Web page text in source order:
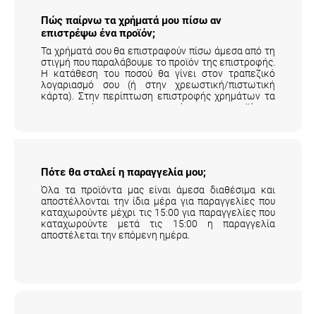
Πώς παίρνω τα χρήματά μου πίσω αν
επιστρέψω ένα προϊόν;
Τα χρήματά σου θα επιστραφούν πίσω άμεσα από τη
στιγμή που παραλάβουμε το προϊόν της επιστροφής.
Η κατάθεση του ποσού θα γίνει στον τραπεζικό
λογαριασμό σου (ή στην χρεωστική/πιστωτική
κάρτα). Στην περίπτωση επιστροφής χρημάτων τα
μεταφορικά της επιστροφής του προϊόντος
Πότε θα σταλεί η παραγγελία μου;
Όλα τα προϊόντα μας είναι άμεσα διαθέσιμα και
αποστέλλονται την ίδια μέρα για παραγγελίες που
καταχωρούντε μέχρι τις 15:00 για παραγγελίες που
καταχωρούντε μετά τις 15:00 η παραγγελία
αποστέλεται την επόμενη ημέρα.